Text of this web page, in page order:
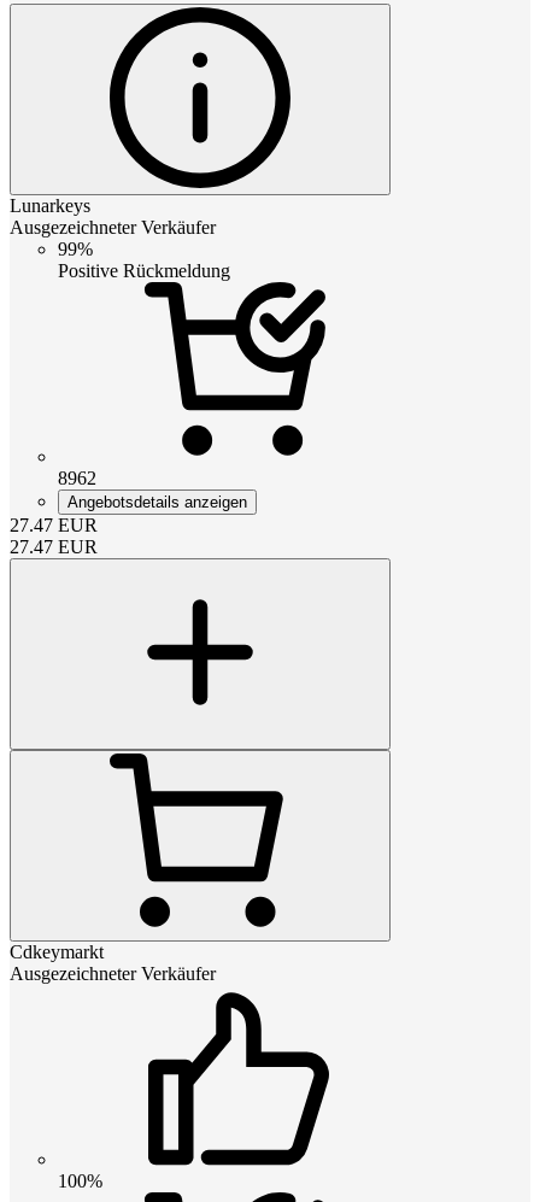
Lunarkeys
Ausgezeichneter Verkäufer
99%
Positive Rückmeldung
8962
Angebotsdetails anzeigen
27.47 EUR
27.47 EUR
Cdkeymarkt
Ausgezeichneter Verkäufer
100%